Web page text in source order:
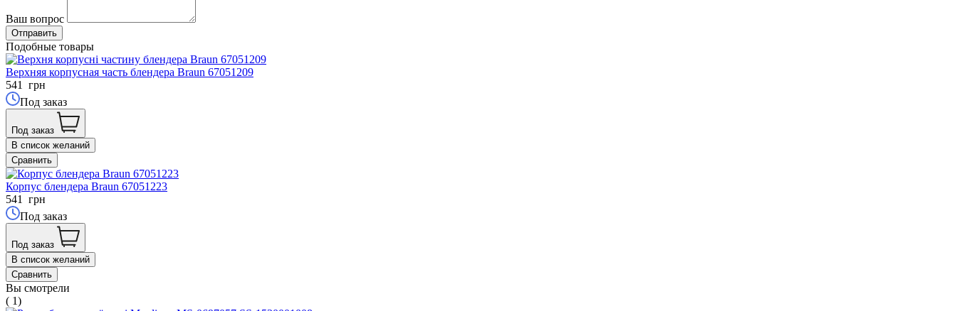
Ваш вопрос
Подобные товары
Верхняя корпусная часть блендера Braun 67051209
541
грн
Под заказ
Под заказ
В список желаний
Сравнить
Корпус блендера Braun 67051223
541
грн
Под заказ
Под заказ
В список желаний
Сравнить
Вы смотрели
( 1)